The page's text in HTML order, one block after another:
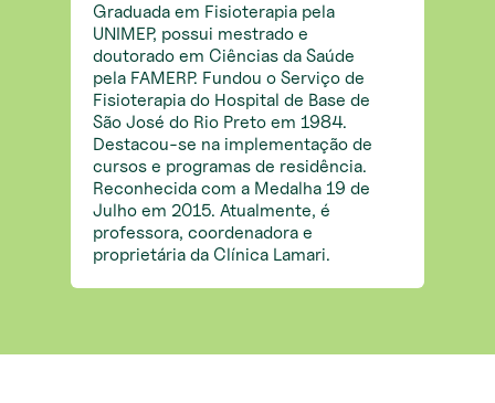
Graduada em Fisioterapia pela
UNIMEP, possui mestrado e
doutorado em Ciências da Saúde
pela FAMERP. Fundou o Serviço de
Fisioterapia do Hospital de Base de
São José do Rio Preto em 1984.
Destacou-se na implementação de
cursos e programas de residência.
Reconhecida com a Medalha 19 de
Julho em 2015. Atualmente, é
professora, coordenadora e
proprietária da Clínica Lamari.